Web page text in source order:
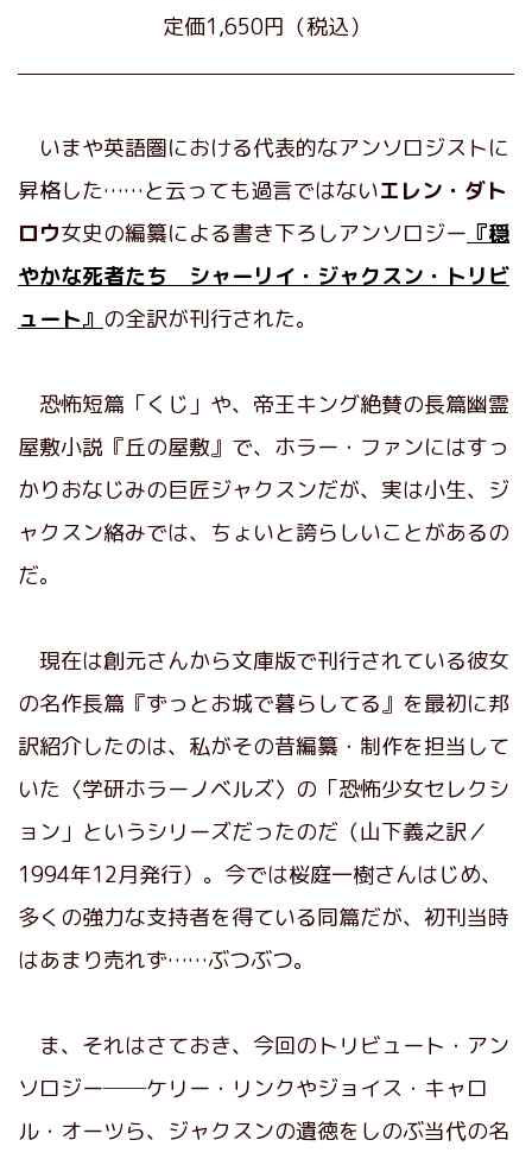
定価1,650円（税込）
いまや英語圏における代表的なアンソロジストに
昇格した……と云っても過言ではないエレン・ダト
ロウ女史の編纂による書き下ろしアンソロジー 『穏
やかな死者たち シャーリイ・ジャクスン・トリビ
ュート』 の全訳が刊行された。
恐怖短篇「くじ」や、帝王キング絶賛の長篇幽霊
屋敷小説『丘の屋敷』で、ホラー・ファンにはすっ
かりおなじみの巨匠ジャクスンだが、実は小生、ジ
ャクスン絡みでは、ちょいと誇らしいことがあるの
だ。
現在は創元さんから文庫版で刊行されている彼女
の名作長篇『ずっとお城で暮らしてる』を最初に邦
訳紹介したのは、私がその昔編纂・制作を担当して
いた〈学研ホラーノベルズ〉の「恐怖少女セレクシ
ョン」というシリーズだったのだ（山下義之訳／
1994年12月発行）。今では桜庭一樹さんはじめ、
多くの強力な支持者を得ている同篇だが、初刊当時
はあまり売れず……ぶつぶつ。
ま、それはさておき、今回のトリビュート・アン
ソロジー──ケリー・リンクやジョイス・キャロ
ル・オーツら、ジャクスンの遺徳をしのぶ当代の名